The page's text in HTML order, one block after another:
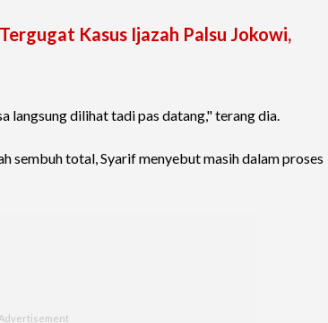
Kasus Ijazah Palsu Jokowi,
langsung dilihat tadi pas datang," terang dia.
sembuh total, Syarif menyebut masih dalam proses